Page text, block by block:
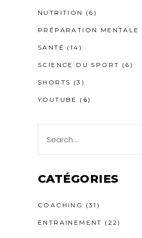
NUTRITION (6)
PRÉPARATION MENTALE
SANTÉ (14)
SCIENCE DU SPORT (6)
SHORTS (3)
YOUTUBE (6)
for:
CATÉGORIES
COACHING (31)
ENTRAINEMENT (22)